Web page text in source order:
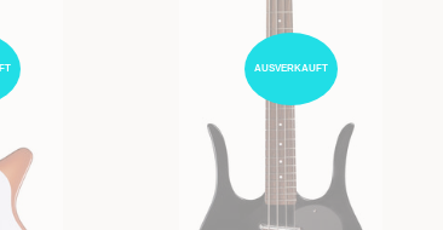
AUSVERKAUFT